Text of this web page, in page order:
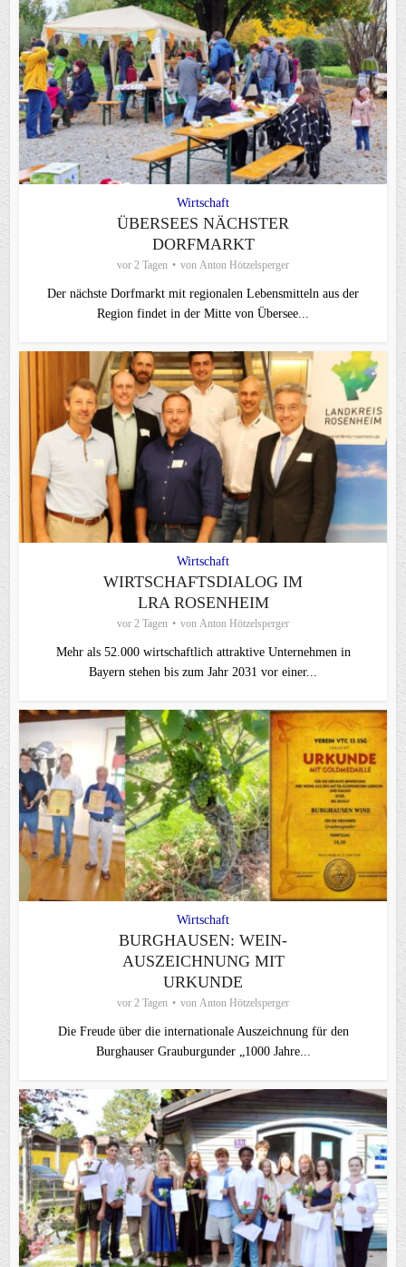
Wirtschaft
ÜBERSEES NÄCHSTER
DORFMARKT
vor 2 Tagen von Anton Hötzelsperger
Der nächste Dorfmarkt mit regionalen Lebensmitteln aus der
Region findet in der Mitte von Übersee...
Wirtschaft
WIRTSCHAFTSDIALOG IM
LRA ROSENHEIM
vor 2 Tagen von Anton Hötzelsperger
Mehr als 52.000 wirtschaftlich attraktive Unternehmen in
Bayern stehen bis zum Jahr 2031 vor einer...
Wirtschaft
BURGHAUSEN: WEIN-
AUSZEICHNUNG MIT
URKUNDE
vor 2 Tagen von Anton Hötzelsperger
Die Freude über die internationale Auszeichnung für den
Burghauser Grauburgunder „1000 Jahre...